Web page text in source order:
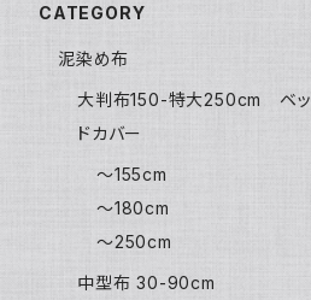
CATEGORY
泥染め布
大判布150-特大250cm ベッ
ドカバー
〜155cm
〜180cm
〜250cm
中型布 30-90cm